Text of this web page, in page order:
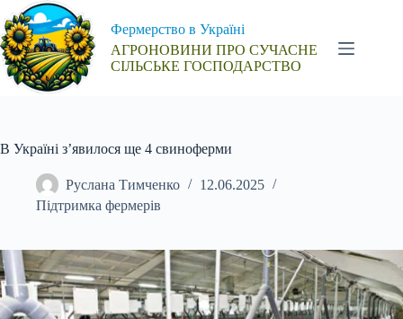
Перейти
до
вмісту
Фермерство в Україні
АГРОНОВИНИ ПРО СУЧАСНЕ
СІЛЬСЬКЕ ГОСПОДАРСТВО
В Україні з’явилося ще 4 свиноферми
Руслана Тимченко
12.06.2025
Підтримка фермерів